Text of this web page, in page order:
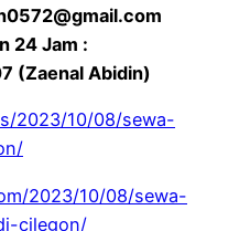
24 Jam :
(Zaenal Abidin)
2023/10/08/sewa-
2023/10/08/sewa-
cilegon/